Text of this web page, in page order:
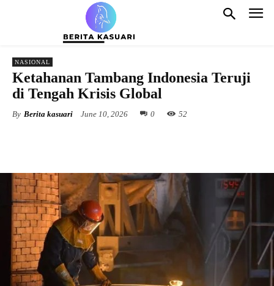
NASIONAL
Ketahanan Tambang Indonesia Teruji
di Tengah Krisis Global
By Berita kasuari June 10, 2026 0 52